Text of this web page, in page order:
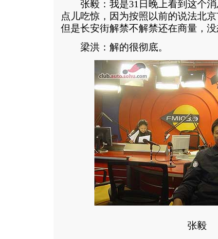
张毅：我是31日晚上看到这个消
点儿吃惊，因为按照以前的说法北
但是长安街解禁不解禁还在商量，
梁洪：解的很彻底。
张毅